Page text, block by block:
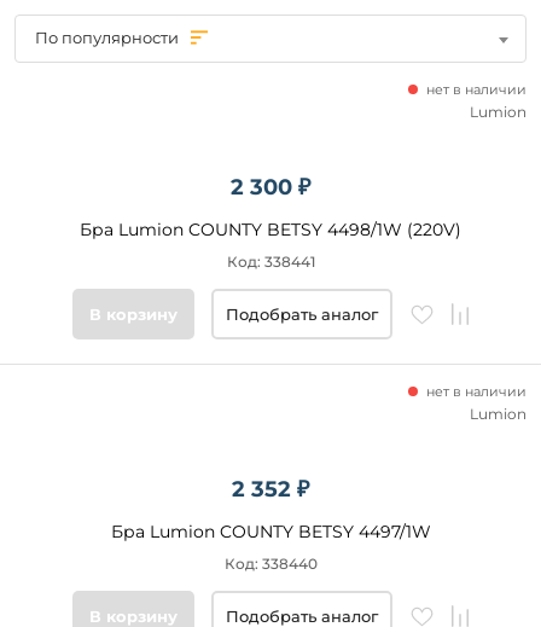
Цвет
основания
По популярности
2 300 ₽
Бра Lumion COUNTY BETSY 4498/1W (220V)
нет в наличии
Код: 338441
Lumion
В корзину Подобрать аналог
2 352 ₽
Бра Lumion COUNTY BETSY 4497/1W
нет в наличии
Код: 338440
Lumion
В корзину Подобрать аналог